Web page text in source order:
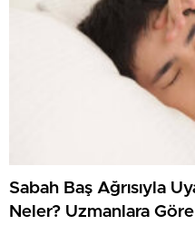
Sabah Baş Ağrısıyla
Neler? Uzmanlara